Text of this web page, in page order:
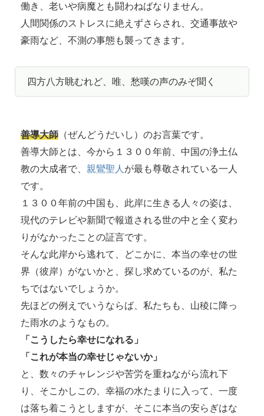
働き、老いや病魔とも闘わねばなりません。
人間関係のストレスに絶えずさらされ、交通事故や
豪雨など、不測の事態も襲ってきます。
四方八方眺むれど、唯、愁嘆の声のみぞ聞く
善導大師 （ぜんどうだいし）のお言葉です。
善導大師とは、今から１３００年前、中国の浄土仏
教の大成者で、 親鸞聖人 が最も尊敬されている一人
です。
１３００年前の中国も、此岸に生きる人々の姿は、
現代のテレビや新聞で報道される世の中と全く変わ
りがなかったことの証言です。
そんな此岸から逃れて、どこかに、本当の幸せの世
界（彼岸）がないかと、探し求めているのが、私た
ちではないでしょうか。
先ほどの例えでいうならば、私たちも、山稜に降っ
た雨水のようなもの。
「こうしたら幸せになれる」
「これが本当の幸せじゃないか」
と、数々のチャレンジや苦労を重ねながら流れ下
り、そこかしこの、幸福の水たまりに入って、一度
は落ち着こうとしますが、そこに本当の安らぎはな